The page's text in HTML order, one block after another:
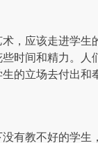
，应该走进学
时间和精力。人
的立场去付出和
没有教不好的学